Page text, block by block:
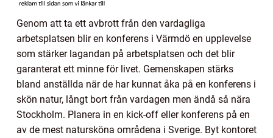
Genom att ta ett avbrott från den vardagliga
arbetsplatsen blir en konferens i Värmdö en upplevelse
som stärker lagandan på arbetsplatsen och det blir
garanterat ett minne för livet. Gemenskapen stärks
bland anställda när de har kunnat åka på en konferens i
skön natur, långt bort från vardagen men ändå så nära
Stockholm. Planera in en kick-off eller konferens på en
av de mest natursköna områdena i Sverige. Byt kontoret